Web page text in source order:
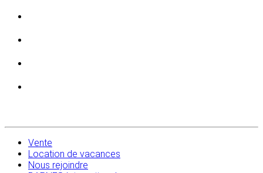
Vente
Location de vacances
Nous rejoindre